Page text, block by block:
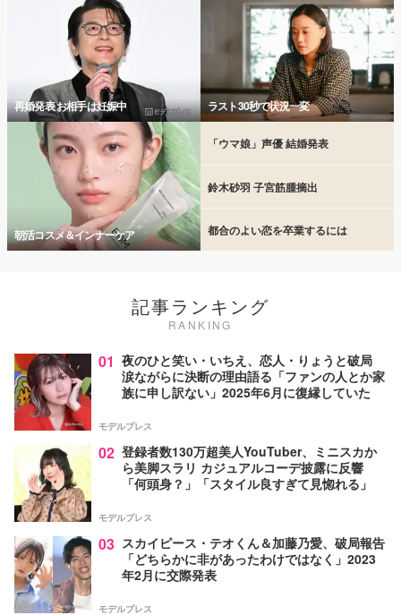
再婚発表 お相手は妊娠中 ラスト30秒で状況一変
朝活コスメ＆インナーケア
「ウマ娘」声優 結婚発表
鈴木砂羽 子宮筋腫摘出
都合のよい恋を卒業するには
記事ランキング
RANKING
01 夜のひと笑い・いちえ、恋人・りょうと破局
涙ながらに決断の理由語る「ファンの人とか家
族に申し訳ない」2025年6月に復縁していた
モデルプレス
02 登録者数130万超美人YouTuber、ミニスカか
ら美脚スラリ カジュアルコーデ披露に反響
「何頭身？」「スタイル良すぎて見惚れる」
モデルプレス
03 スカイピース・テオくん＆加藤乃愛、破局報告
「どちらかに非があったわけではなく」2023
年2月に交際発表
モデルプレス